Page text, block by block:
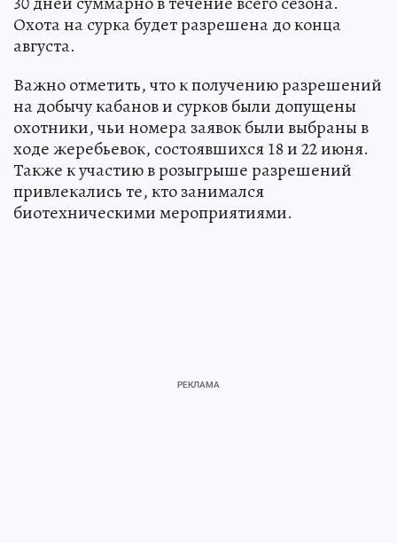
Охота на сурка будет разрешена до конца
августа.
Важно отметить, что к получению разрешений
на добычу кабанов и сурков были допущены
охотники, чьи номера заявок были выбраны в
ходе жеребьевок, состоявшихся 18 и 22 июня.
Также к участию в розыгрыше разрешений
привлекались те, кто занимался
биотехническими мероприятиями.